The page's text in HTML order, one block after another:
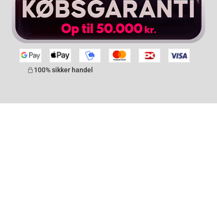
100% sikker handel